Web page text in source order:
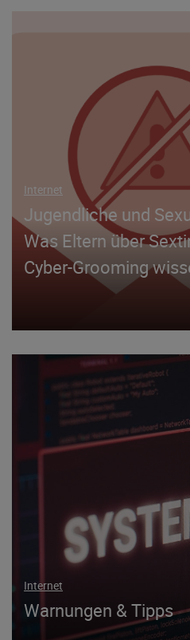
Internet
Jugendliche und
Was Eltern über
Cyber-Grooming
Internet
Warnungen & Tipps